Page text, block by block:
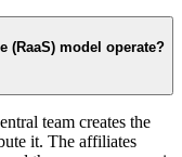
(RaaS) model operate?
team creates the
it. The affiliates